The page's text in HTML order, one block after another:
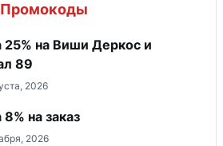
Промокоды
25% на Виши Деркос и
89
2026
на заказ
2026